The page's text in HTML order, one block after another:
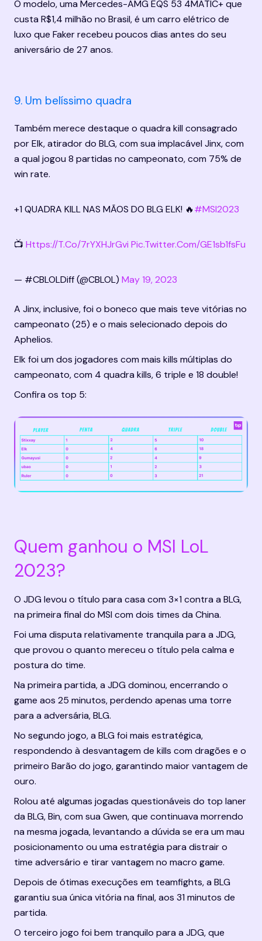
O modelo, uma Mercedes-AMG EQS 53 4MATIC+ que
custa R$1,4 milhão no Brasil, é um carro elétrico de
luxo que Faker recebeu poucos dias antes do seu
aniversário de 27 anos.
9. Um belíssimo quadra
Também merece destaque o quadra kill consagrado
por Elk, atirador do BLG, com sua implacável Jinx, com
a qual jogou 8 partidas no campeonato, com 75% de
win rate.
+1 QUADRA KILL NAS MÃOS DO BLG ELK! 🔥#MSI2023
📺 Https://t.co/7rYXHJrGvi Pic.twitter.com/gE1sb1fsFu
— #CBLOLDiff (@CBLOL) May 19, 2023
A Jinx, inclusive, foi o boneco que mais teve vitórias no
campeonato (25) e o mais selecionado depois do
Aphelios.
Elk foi um dos jogadores com mais kills múltiplas do
campeonato, com 4 quadra kills, 6 triple e 18 double!
Confira os top 5:
Quem ganhou o MSI LoL
2023?
O JDG levou o título para casa com 3×1 contra a BLG,
na primeira final do MSI com dois times da China.
Foi uma disputa relativamente tranquila para a JDG,
que provou o quanto mereceu o título pela calma e
postura do time.
Na primeira partida, a JDG dominou, encerrando o
game aos 25 minutos, perdendo apenas uma torre
para a adversária, BLG.
No segundo jogo, a BLG foi mais estratégica,
respondendo à desvantagem de kills com dragões e o
primeiro Barão do jogo, garantindo maior vantagem de
ouro.
Rolou até algumas jogadas questionáveis do top laner
da BLG, Bin, com sua Gwen, que continuava morrendo
na mesma jogada, levantando a dúvida se era um mau
posicionamento ou uma estratégia para distrair o
time adversário e tirar vantagem no macro game.
Depois de ótimas execuções em teamfights, a BLG
garantiu sua única vitória na final, aos 31 minutos de
partida.
O terceiro jogo foi bem tranquilo para a JDG, que